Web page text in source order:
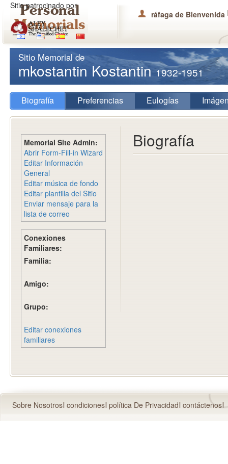
Sitio patrocinado por
ráfaga de Bienvenida
Sitio Memorial de
mkostantin Kostantin1932-1951
Biografía Preferencias Eulogías
Memorial Site Admin:
Abrir Form-Fill-in Wizard
Editar Información
General
Editar música de fondo
Editar plantilla del Sitio
Enviar mensaje para la
lista de correo
Conexiones
Familiares:
Familia:
Amigo:
Grupo:
Editar conexiones
familiares
Biografía
Sobre Nosotros condiciones política De Privacidad contáctenos